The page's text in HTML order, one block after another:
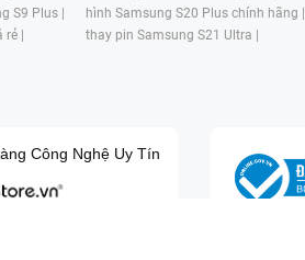
S9 Plus |
rẻ |
hình Samsung S20 Plus chính hãng |
thay pin Samsung S21 Ultra |
Công Nghệ Uy Tín